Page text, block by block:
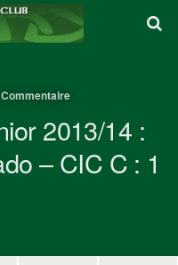
2013/14 :
– CIC C : 1